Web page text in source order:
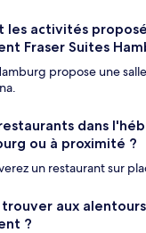
les activités
Fraser Suites
propose une
dans
ou à proximité ?
un restaurant sur
aux
?